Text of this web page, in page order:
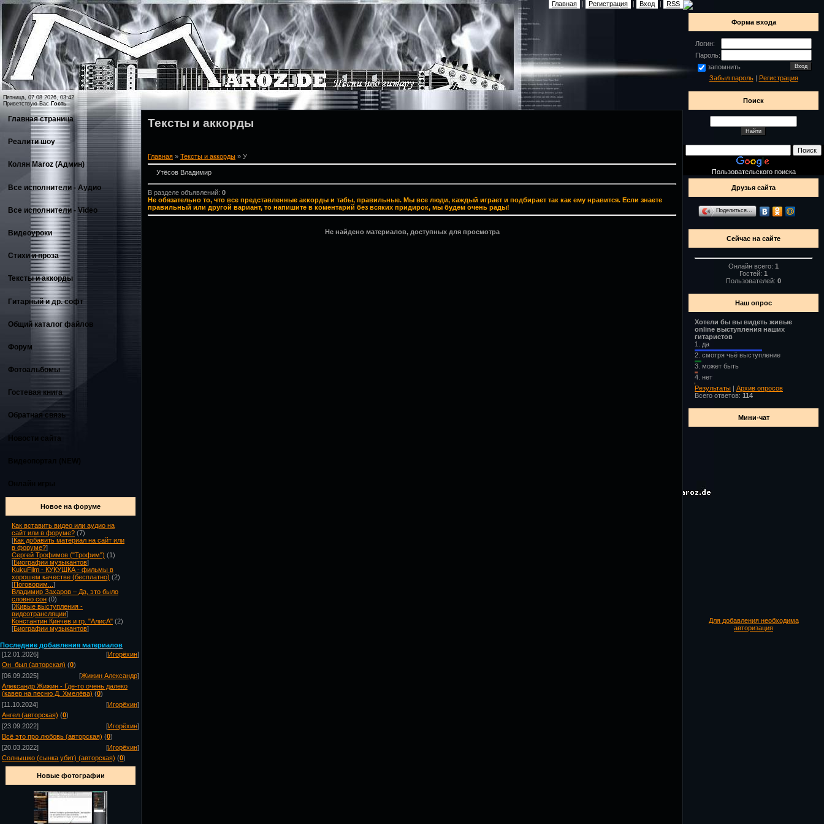
Главная | Регистрация | Вход | RSS
Пятница, 07.08.2026, 03:42
Приветствую Вас Гость
Главная страница
Реалити шоу
Колян Maroz (Админ)
Все исполнители - Аудио
Все исполнители - Video
Видеоуроки
Стихи и проза
Тексты и аккорды
Гитарный и др. софт
Общий каталог файлов
Форум
Фотоальбомы
Гостевая книга
Обратная связь
Новости сайта
Новое на форуме
Как вставить видео или аудио на
сайт или в форуме? (7)
[Как добавить материал на сайт или
в форуме?]
Сергей Трофимов ("Трофим") (1)
[Биографии музыкантов]
KukuFilm - КУКУШКА - фильмы в
хорошем качестве (бесплатно) (2)
[Поговорим... ]
Владимир Захаров – Да, это было
словно сон (0)
[Живые выступления -
видеотрансляции]
Константин Кинчев и гр. "АлисА" (2)
[Биографии музыкантов]
Последние добавления материалов
[12.01.2026]
[Игорёхин]
Он_был (авторская) (0)
[06.09.2025]
[Жижин Александр]
Александр Жижин - Где-то очень далеко
(кавер на песню Д. Хмелёва) (0)
[11.10.2024]
[Игорёхин]
Ангел (авторская) (0)
[23.09.2022]
[Игорёхин]
Всё это про любовь (авторская) (0)
[20.03.2022]
[Игорёхин]
Солнышко (сынка убит) (авторская) (0)
Новые фотографии
Тексты и аккорды
Главная » Тексты и аккорды » У
Утёсов Владимир
В разделе объявлений: 0
Не обязательно то, что все представленные аккорды и табы, правильные. Мы все люди, каждый играет и подбирает так как ему нравится. Если знаете
правильный или другой вариант, то напишите в коментарий без всяких придирок, мы будем очень рады!
Не найдено материалов, доступных для просмотра
Форма входа
Логин:
Пароль:
запомнить
Забыл пароль| Регистрация
Поиск
Пользовательского поиска
Друзья сайта
Поделиться…
Сейчас на сайте
Онлайн всего: 1
Гостей: 1
Пользователей: 0
Наш опрос
Хотели бы вы видеть живые
online выступления наших
гитаристов
1. да
2. смотря чьё выступление
3. может быть
4. нет
Результаты | Архив опросов
Всего ответов: 114
Мини-чат
Для добавления необходима
авторизация